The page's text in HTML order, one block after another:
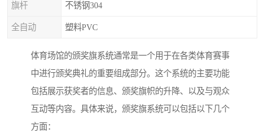
旗杆 不锈钢304
全自动 塑料PVC
体育场馆的颁奖旗系统通常是一个用于在各类体育赛事
中进行颁奖典礼的重要组成部分。这个系统的主要功能
包括展示获奖者的信息、颁奖旗帜的升降、以及与观众
互动等内容。具体来说，颁奖旗系统可以包括以下几个
方面：